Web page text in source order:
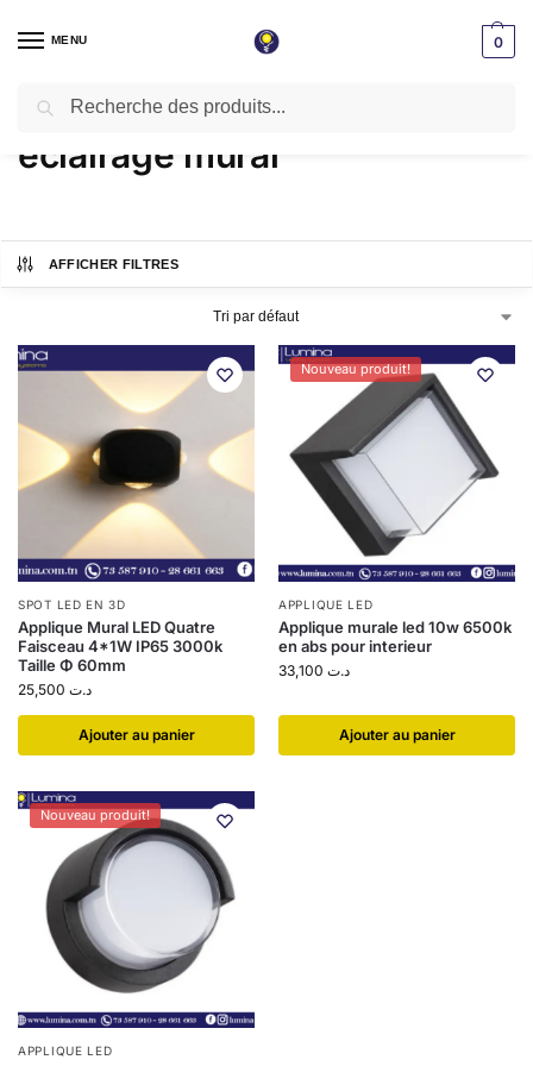
MENU 0
Accueil / Produits identifiés “éclairage mural”
éclairage mural
AFFICHER FILTRES
SPOT LED EN 3D
Applique Mural LED Quatre
Faisceau 4*1W IP65 3000k
Taille Φ 60mm
د.ت
Ajouter au panier
Nouveau produit!
APPLIQUE LED
Applique murale led 10w 6500k
en abs pour interieur
د.ت
Ajouter au panier
Nouveau produit!
APPLIQUE LED